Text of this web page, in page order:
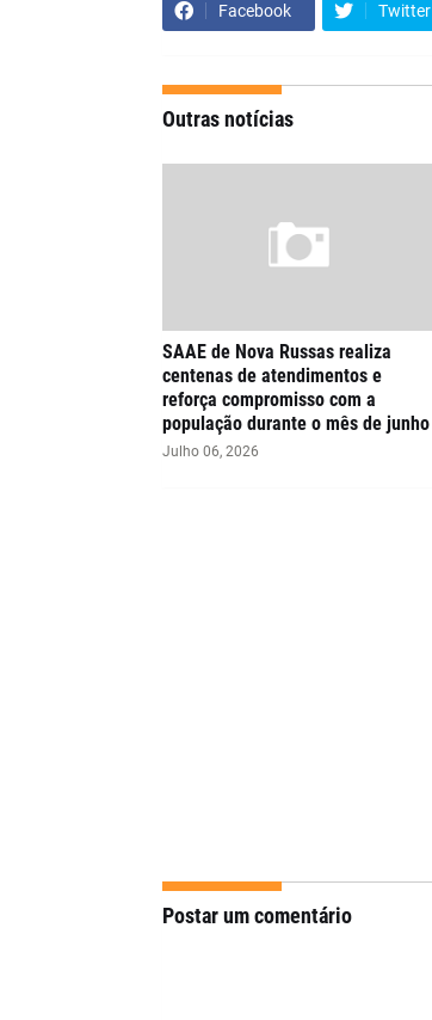
Facebook Twitter
Outras notícias
SAAE de Nova Russas realiza
centenas de atendimentos e
reforça compromisso com a
população durante o mês de junho
Julho 06, 2026
Postar um comentário